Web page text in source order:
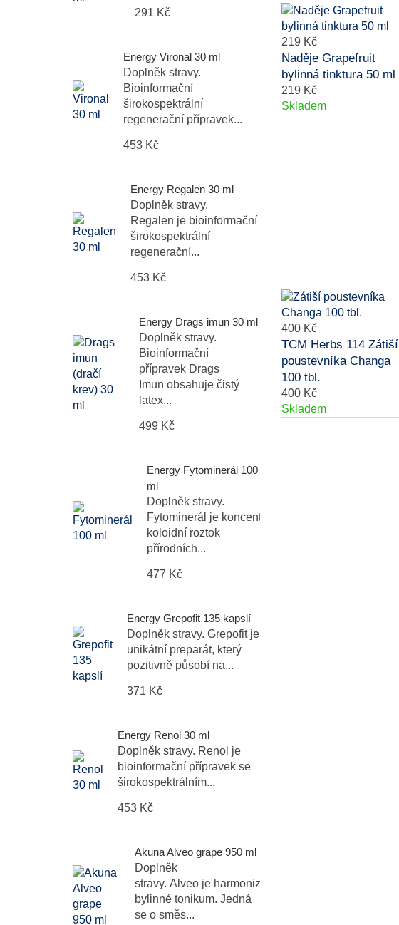
291 Kč
Energy Vironal 30 ml
Doplněk stravy.
Bioinformační
širokospektrální
regenerační přípravek...
453 Kč
Energy Regalen 30 ml
Doplněk stravy.
Regalen je bioinformační
širokospektrální
regenerační...
453 Kč
Energy Drags imun 30 ml
Doplněk stravy.
Bioinformační
přípravek Drags
Imun obsahuje čistý
latex...
499 Kč
Energy Fytominerál 100
ml
Doplněk stravy.
Fytominerál je koncentrovaný
koloidní roztok
přírodních...
477 Kč
Energy Grepofit 135 kapslí
Doplněk stravy. Grepofit je
unikátní preparát, který
pozitivně působí na...
371 Kč
Energy Renol 30 ml
Doplněk stravy. Renol je
bioinformační přípravek se
širokospektrálním...
453 Kč
Akuna Alveo grape 950 ml
Doplněk
stravy. Alveo je harmonizační
bylinné tonikum. Jedná
se o směs...
219 Kč
Naděje Grapefruit
bylinná tinktura 50 ml
219 Kč
Skladem
400 Kč
TCM Herbs 114 Zátiší
poustevníka Changa
100 tbl.
400 Kč
Skladem